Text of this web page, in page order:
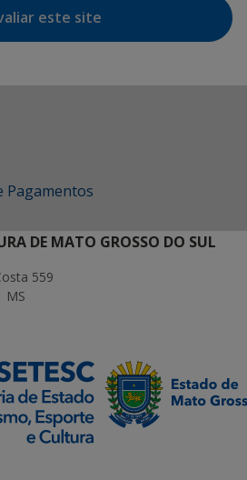
este site
Pagamentos
DE MATO GROSSO DO SUL
559
MS